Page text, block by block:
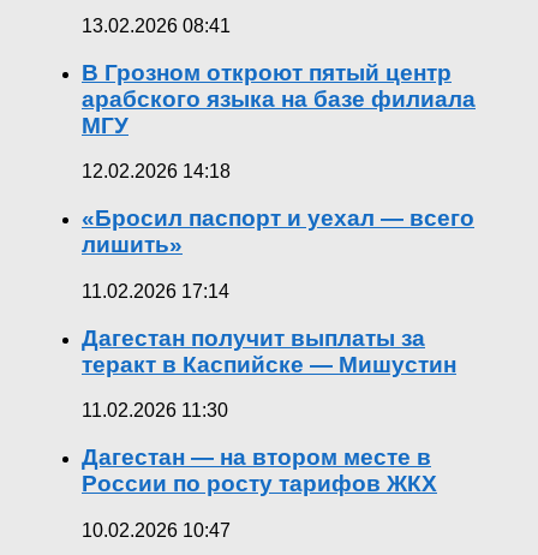
13.02.2026 08:41
В Грозном откроют пятый центр
арабского языка на базе филиала
МГУ
12.02.2026 14:18
«Бросил паспорт и уехал — всего
лишить»
11.02.2026 17:14
Дагестан получит выплаты за
теракт в Каспийске — Мишустин
11.02.2026 11:30
Дагестан — на втором месте в
России по росту тарифов ЖКХ
10.02.2026 10:47